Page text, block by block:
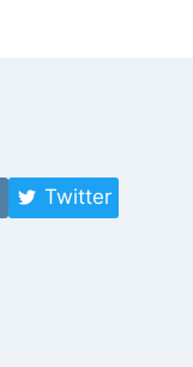
Twitter